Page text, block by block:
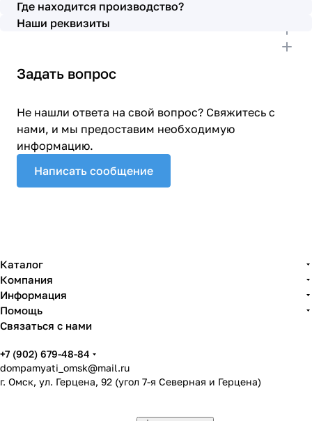
возможности премировать работников.
Где находится производство?
Наши реквизиты
Задать вопрос
Не нашли ответа на свой вопрос? Свяжитесь с
нами, и мы предоставим необходимую
информацию.
Написать сообщение
Каталог
Компания
Информация
Помощь
Связаться с нами
+7 (902) 679-48-84
dompamyati_omsk@mail.ru
г. Омск, ул. Герцена, 92 (угол 7-я Северная и Герцена)